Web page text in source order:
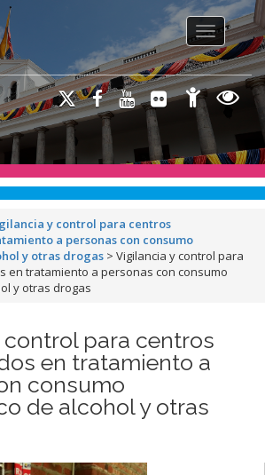
Toggle
y control para centros
a personas con consumo
y otras drogas > Vigilancia y control para
en tratamiento a personas con consumo
y otras drogas
para centros
en tratamiento a
consumo
de alcohol y otras